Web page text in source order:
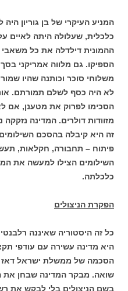
המניע העיקרי של בן גוריון
כלכלית, שעלולה היתה לאיים
ההמונית דילדלה את כל
משלוחי סוכר וכותנה שהיו
לא היה כסף לשלם תמורתם.
הסכימו לפרוק את מטענן, אם
מזוודות דולרים. המדינה
זה היא קיבלה בהסכם
פיתוח – תחבורה, חקלאות,
השילומים הצילו למעשה את
כלכלתה.
הפקרת הניצולים
כל זה היסטוריה שאיננה
היא מדינה עשירה עם עודפי
הסכמה של ממשלת ישראל דאז
שואה. מבקר המדינה שבחן את
בשם הניצולים בלי לבקש את